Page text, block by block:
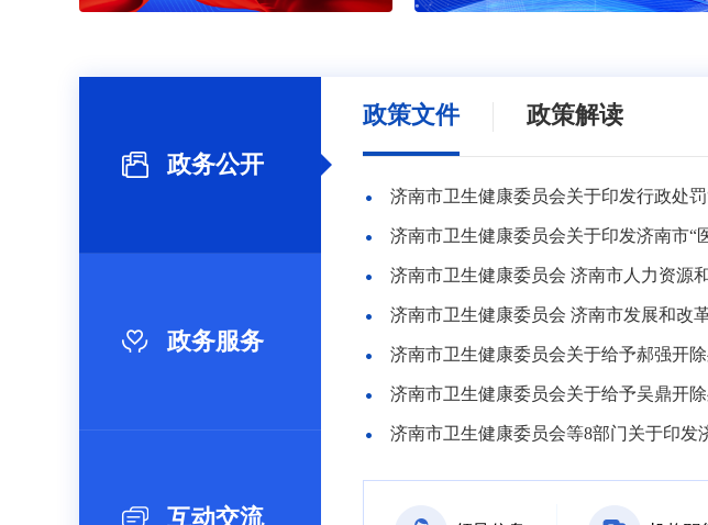
政务公开
政务服务
互动交流
政策文件 政策解读
济南市卫生健康委员会关于印发行政处
济南市卫生健康委员会 济南市发展和改
济南市卫生健康委员会关于给予郝强开
济南市卫生健康委员会关于给予吴鼎开